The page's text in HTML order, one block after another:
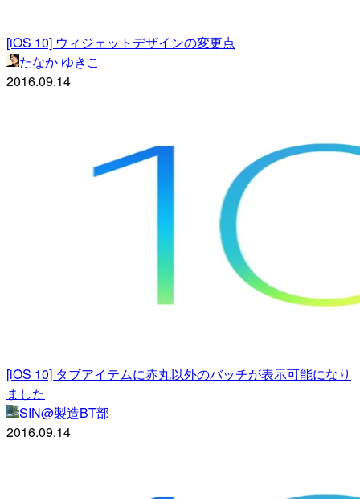
[iOS 10] ウィジェットデザインの変更点
たなか ゆきこ
2016.09.14
[iOS 10] タブアイテムに赤丸以外のバッチが表示可能になり
ました
SIN@製造BT部
2016.09.14